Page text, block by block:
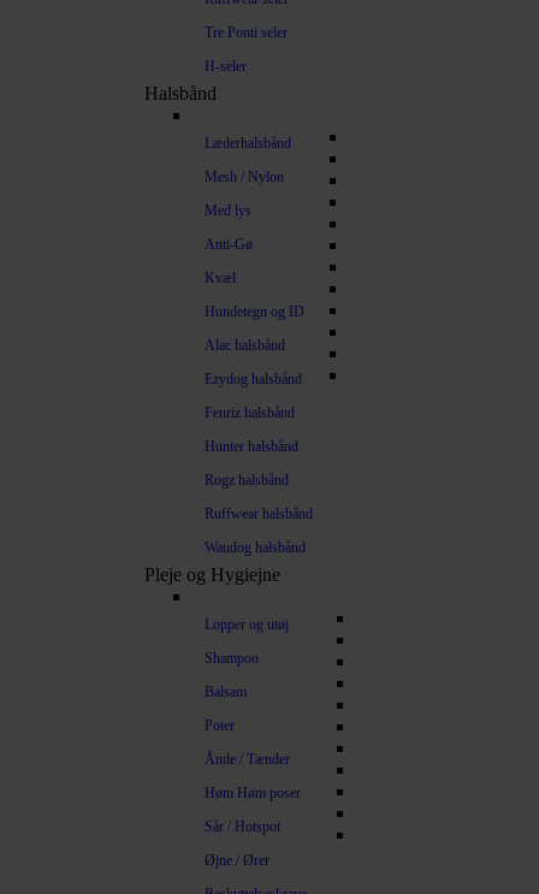
Tre Ponti seler
H-seler
Halsbånd
Læderhalsbånd
Mesh / Nylon
Med lys
Anti-Gø
Kvæl
Hundetegn og ID
Alac halsbånd
Ezydog halsbånd
Fenriz halsbånd
Hunter halsbånd
Rogz halsbånd
Ruffwear halsbånd
Waudog halsbånd
Pleje og Hygiejne
Lopper og utøj
Shampoo
Balsam
Poter
Ånde / Tænder
Høm Høm poser
Sår / Hotspot
Øjne / Ører